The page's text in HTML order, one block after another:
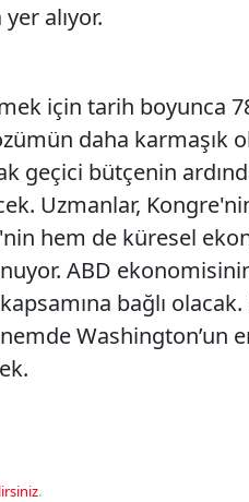
alıyor.
için tarih boyunca
daha karmaşık
geçici bütçenin
Uzmanlar,
hem de küresel
ABD
bağlı
Washington’un
.